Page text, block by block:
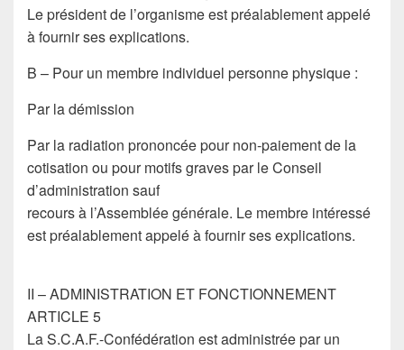
Le président de l’organisme est préalablement appelé
à fournir ses explications.
B – Pour un membre individuel personne physique :
Par la démission
Par la radiation prononcée pour non-paiement de la
cotisation ou pour motifs graves par le Conseil
d’administration sauf
recours à l’Assemblée générale. Le membre intéressé
est préalablement appelé à fournir ses explications.
II – ADMINISTRATION ET FONCTIONNEMENT
ARTICLE 5
La S.C.A.F.-Confédération est administrée par un